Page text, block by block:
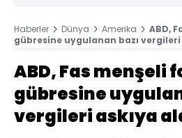
Haberler Dünya Amerika
ABD,
gübresine uygulanan bazı
ABD, Fas menşeli
gübresine
vergileri askıya